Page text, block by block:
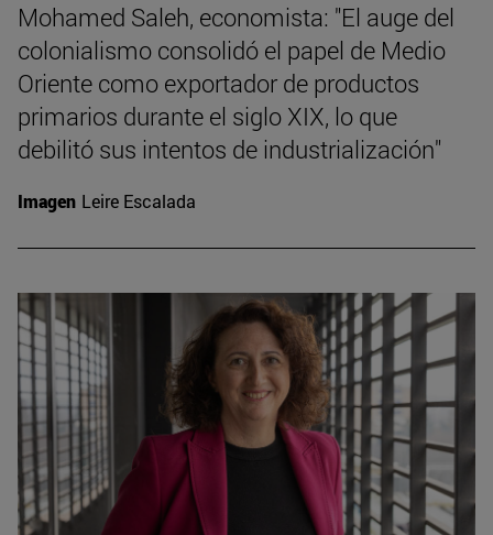
Mohamed Saleh, economista: "El auge del
colonialismo consolidó el papel de Medio
Oriente como exportador de productos
primarios durante el siglo XIX, lo que
debilitó sus intentos de industrialización"
Imagen Leire Escalada